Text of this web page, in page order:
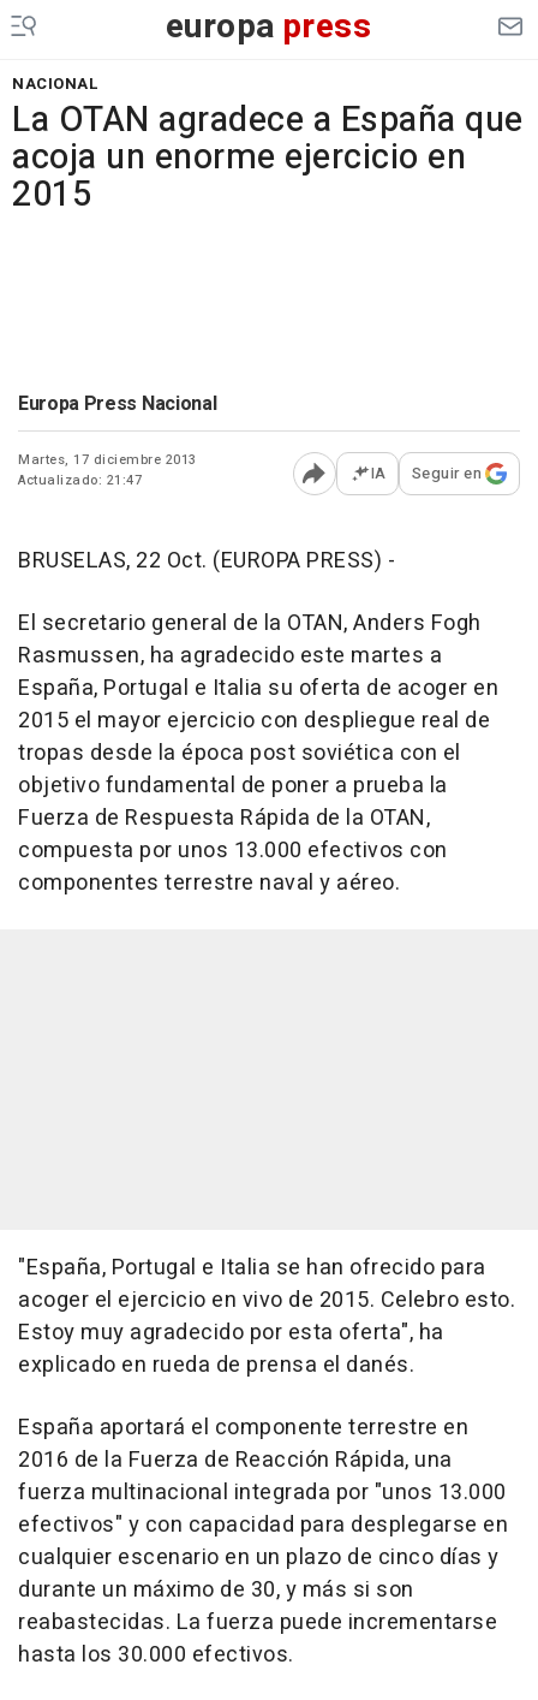
europa press
NACIONAL
La OTAN agradece a España que
acoja un enorme ejercicio en
2015
Europa Press Nacional
Martes, 17 diciembre 2013
Actualizado: 21:47
Abrir opciones para
IA Seguir en
BRUSELAS, 22 Oct. (EUROPA PRESS) -
El secretario general de la OTAN, Anders Fogh
Rasmussen, ha agradecido este martes a
España, Portugal e Italia su oferta de acoger en
2015 el mayor ejercicio con despliegue real de
tropas desde la época post soviética con el
objetivo fundamental de poner a prueba la
Fuerza de Respuesta Rápida de la OTAN,
compuesta por unos 13.000 efectivos con
componentes terrestre naval y aéreo.
"España, Portugal e Italia se han ofrecido para
acoger el ejercicio en vivo de 2015. Celebro esto.
Estoy muy agradecido por esta oferta", ha
explicado en rueda de prensa el danés.
España aportará el componente terrestre en
2016 de la Fuerza de Reacción Rápida, una
fuerza multinacional integrada por "unos 13.000
efectivos" y con capacidad para desplegarse en
cualquier escenario en un plazo de cinco días y
durante un máximo de 30, y más si son
reabastecidas. La fuerza puede incrementarse
hasta los 30.000 efectivos.